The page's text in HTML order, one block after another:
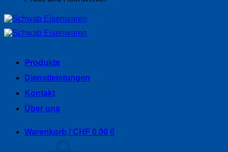
Produkte
Dienstleistungen
Kontakt
Über uns
Warenkorb / CHF 0.00 0